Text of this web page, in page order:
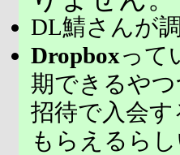
DL鯖さんが
Dropboxって
期できるや
招待で入会
もらえるらし